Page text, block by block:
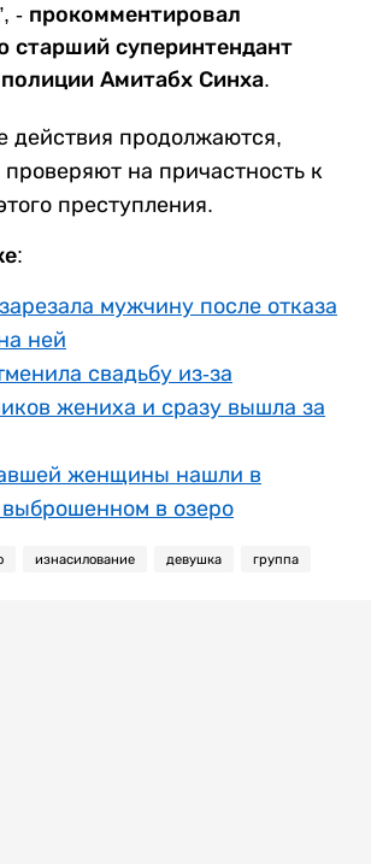
- прокомментировал
старший суперинтендант
Амитабх Синха.
действия продолжаются,
на причастность к
преступления.
мужчину после отказа
ней
свадьбу из-за
жениха и сразу вышла за
женщины нашли в
в озеро
изнасилование девушка группа